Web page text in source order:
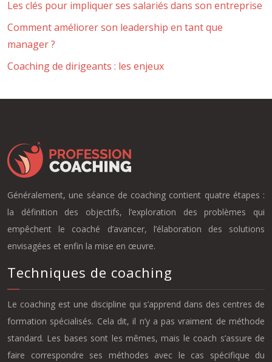
Les clés pour impliquer ses salariés dans son entreprise
Comment améliorer son leadership en tant que
manager ?
Coaching de dirigeants : les enjeux
Généralement, une séance de coaching contient quatre étapes :
la définition des objectifs, l’exploration des problèmes qui
empêchent le coaché d’avancer, l’élaboration des solutions
envisagées et enfin la mise en œuvre.
Techniques de coaching
Le coaching est une discipline qui s’apprend dans des centres de
formation spécialisés. Cela dit, il n’y a pas vraiment de méthode
standard. Les bases sont les mêmes, mais le coach s’assure de
faire correspondre ses méthodes avec le cas spécifique du